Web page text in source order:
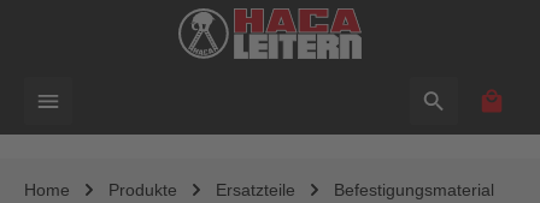
Home Produkte Ersatzteile Befestigungsmaterial